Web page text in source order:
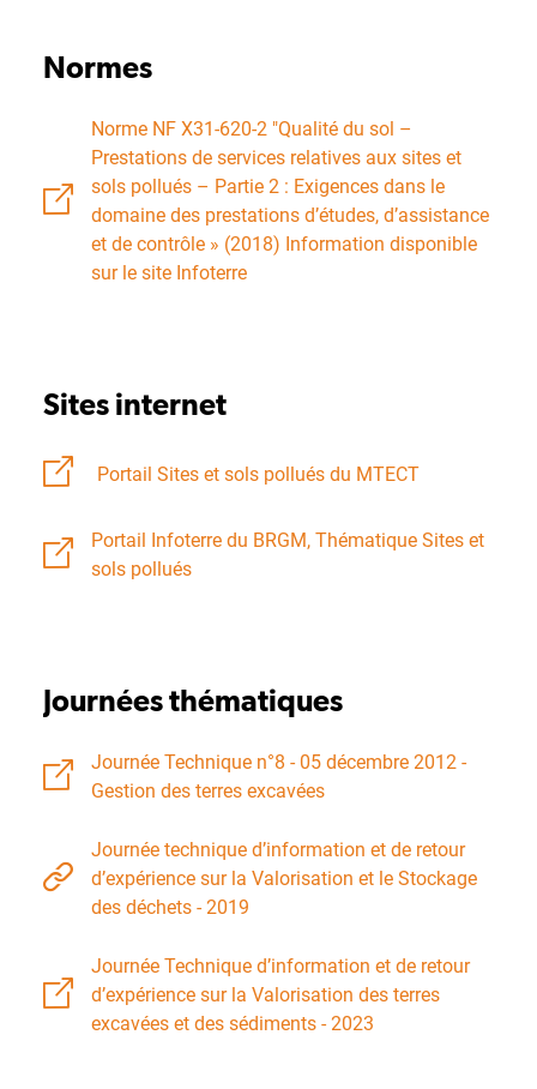
Normes
Norme NF X31-620-2 "Qualité du sol –
Prestations de services relatives aux sites et
sols pollués – Partie 2 : Exigences dans le
domaine des prestations d’études, d’assistance
et de contrôle » (2018) Information disponible
sur le site Infoterre
Sites internet
Portail Sites et sols pollués du MTECT
Portail Infoterre du BRGM, Thématique Sites et
sols pollués
Journées thématiques
Journée Technique n°8 - 05 décembre 2012 -
Gestion des terres excavées
Journée technique d’information et de retour
d’expérience sur la Valorisation et le Stockage
des déchets - 2019
Journée Technique d’information et de retour
d’expérience sur la Valorisation des terres
excavées et des sédiments - 2023